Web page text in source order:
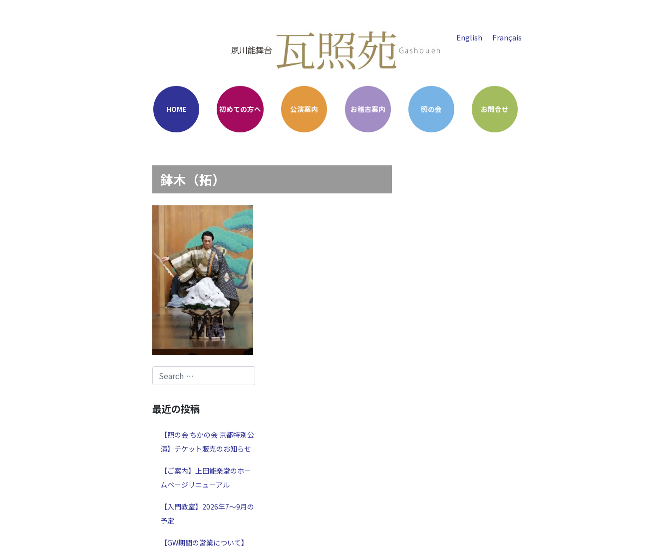
English Français
HOME 初めての方へ 公演案内 お稽古案内 照の会 お問合せ
鉢木（拓）
最近の投稿
【照の会 ちかの会 京都特別公
演】チケット販売のお知らせ
【ご案内】上田能楽堂のホー
ムページリニューアル
【入門教室】2026年7～9月の
予定
【GW期間の営業について】